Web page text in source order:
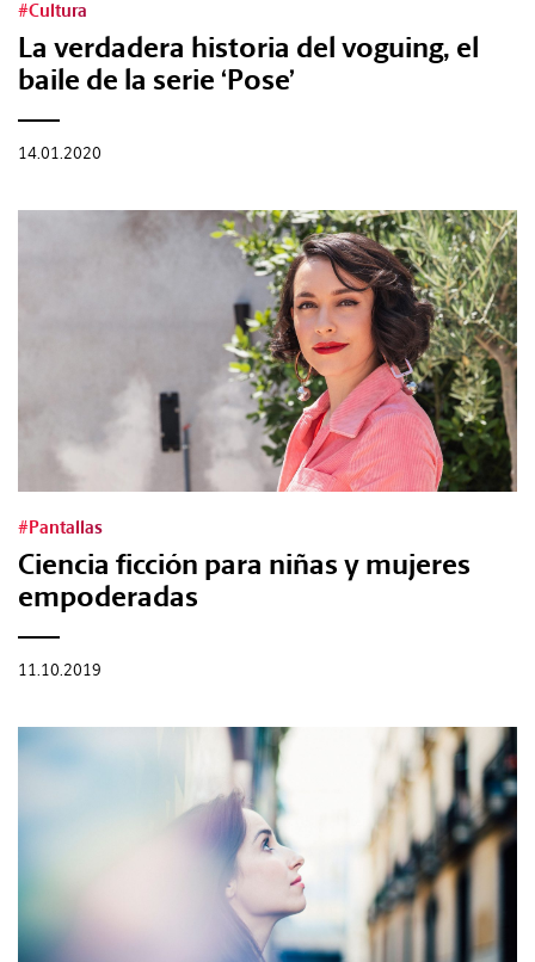
#Cultura
La verdadera historia del voguing, el
baile de la serie ‘Pose’
14.01.2020
#Pantallas
Ciencia ficción para niñas y mujeres
empoderadas
11.10.2019